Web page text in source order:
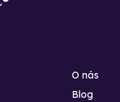
O nás
Blog